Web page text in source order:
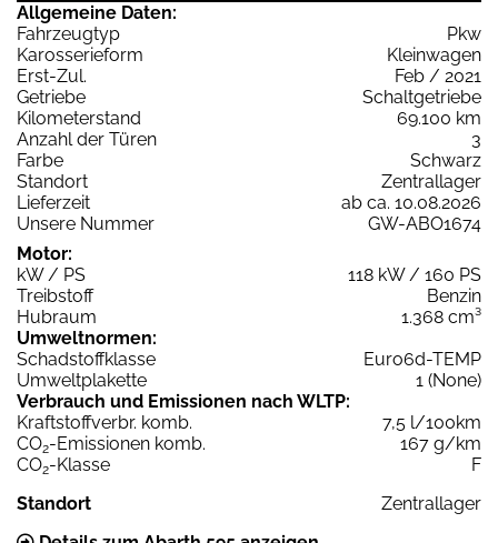
Allgemeine Daten:
Fahrzeugtyp
Pkw
Karosserieform
Kleinwagen
Erst-Zul.
Feb / 2021
Getriebe
Schaltgetriebe
Kilometerstand
69.100 km
Anzahl der Türen
3
Farbe
Schwarz
Standort
Zentrallager
Lieferzeit
ab ca. 10.08.2026
Unsere Nummer
GW-ABO1674
Motor:
kW / PS
118 kW / 160 PS
Treibstoff
Benzin
Hubraum
1.368 cm³
Umweltnormen:
Schadstoffklasse
Euro6d-TEMP
Umweltplakette
1 (None)
Verbrauch und Emissionen nach WLTP:
Kraftstoffverbr. komb.
7,5 l/100km
CO2-Emissionen komb.
167 g/km
CO2-Klasse
F
Standort
Zentrallager